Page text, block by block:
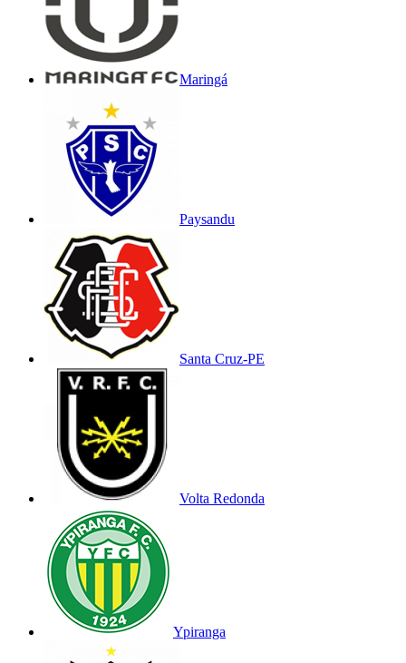
Maringá
Paysandu
Santa Cruz-PE
Volta Redonda
Ypiranga